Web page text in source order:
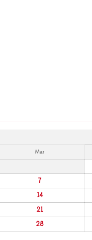
Mar
7
14
21
28